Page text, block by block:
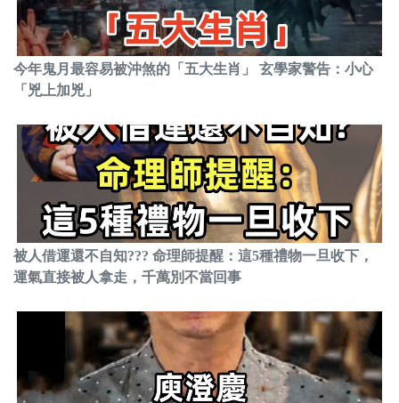
今年鬼月最容易被沖煞的「五大生肖」 玄學家警告：小心
「兇上加兇」
被人借運還不自知??? 命理師提醒：這5種禮物一旦收下，
運氣直接被人拿走，千萬別不當回事